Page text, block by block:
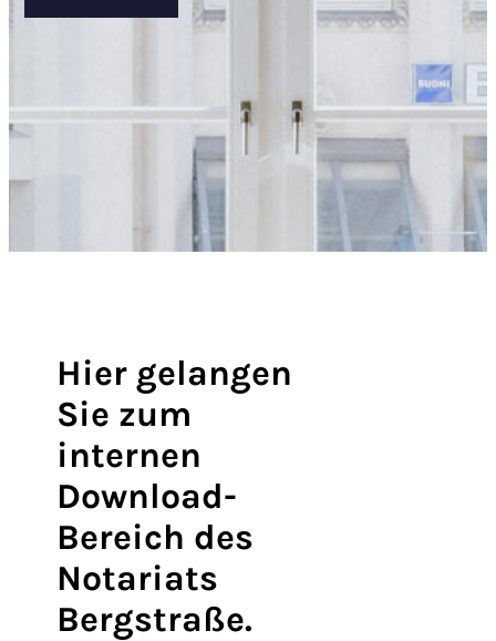
Hier gelangen
Sie zum
internen
Download-
Bereich des
Notariats
Bergstraße.